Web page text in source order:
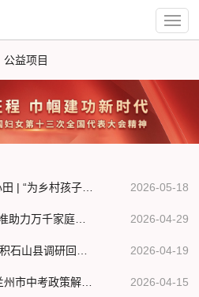
公益项目
2026-05-18
2026-04-29
2026-04-19
2026-04-15